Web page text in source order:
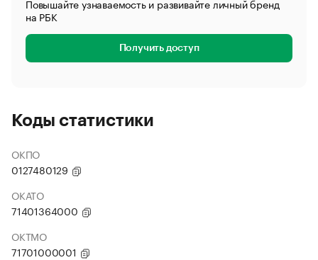
Повышайте узнаваемость и развивайте личный бренд
на РБК
Получить доступ
Коды статистики
ОКПО
0127480129
ОКАТО
71401364000
ОКТМО
71701000001